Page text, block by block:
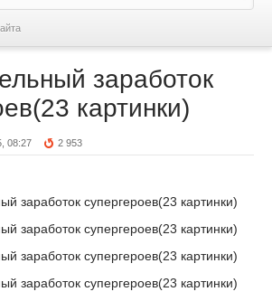
заработок
картинки)
08:27 2 953